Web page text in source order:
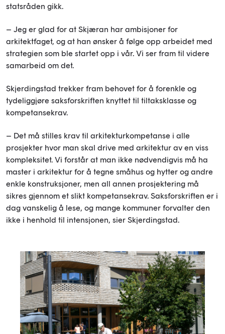
statsråden gikk.
– Jeg er glad for at Skjæran har ambisjoner for
arkitektfaget, og at han ønsker å følge opp arbeidet med
strategien som ble startet opp i vår. Vi ser fram til videre
samarbeid om det.
Skjerdingstad trekker fram behovet for å forenkle og
tydeliggjøre saksforskriften knyttet til tiltaksklasse og
kompetansekrav.
– Det må stilles krav til arkitekturkompetanse i alle
prosjekter hvor man skal drive med arkitektur av en viss
kompleksitet. Vi forstår at man ikke nødvendigvis må ha
master i arkitektur for å tegne småhus og hytter og andre
enkle konstruksjoner, men all annen prosjektering må
sikres gjennom et slikt kompetansekrav. Saksforskriften er i
dag vanskelig å lese, og mange kommuner forvalter den
ikke i henhold til intensjonen, sier Skjerdingstad.